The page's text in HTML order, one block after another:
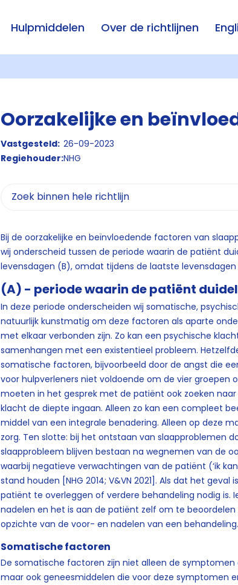
Hulpmiddelen Over de richtlijnen
Oorzakelijke en
Vastgesteld: 26-09-2023
Regiehouder:NHG
Bij de oorzakelijke en beïnvloedende factoren van
wij onderscheid tussen de periode waarin de patiënt
levensdagen (B), omdat tijdens de laatste
(A) - periode waarin de patiënt
In deze periode onderscheiden wij somatische,
natuurlijk kunstmatig om deze factoren als aparte
met elkaar verbonden zijn. Zo kan een psychische
samenhangen met een existentieel probleem.
somatische factoren, bijvoorbeeld door de angst die
voor hulpverleners niet voldoende om de vier groepen
moeten in het gesprek met de patiënt ook zoeken
klacht de diepte ingaan. Alleen zo kan een compleet
middel van een integrale benadering. Alleen op deze
zorg. Ten slotte: bij het ontstaan van slaapproblemen
slaapprobleem blijven bestaan na wegnemen van de
waarbij negatieve verwachtingen van de patiënt (‘ik
stand houden [NHG 2014; V&VN 2021]. Als dat het
patiënt te overleggen of verdere behandeling nodig is.
nadelen en het is aan de patiënt zelf om te
opzichte van de voor- en nadelen van een behandeling.
Somatische factoren
De somatische factoren zijn niet alleen de
maar ook geneesmiddelen die voor deze symptomen